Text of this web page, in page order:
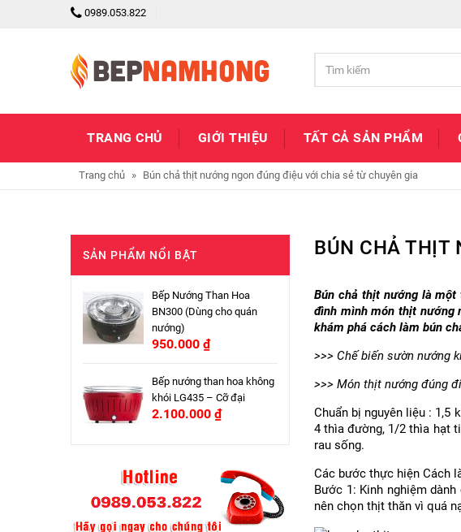
0989.053.822
TRANG CHỦ GIỚI THIỆU TẤT CẢ SẢN PHẨM
Trang chủ » Bún chả thịt nướng ngon đúng điệu với chia sẻ từ chuyên gia
BÚN CHẢ THỊT
Bún chả thịt nướng là một
đình mình món thịt nướng
khám phá cách làm bún
>>> Chế biến sườn nướng
>>> Món thịt nướng đúng
Chuẩn bị nguyên liệu : 1,5
4 thìa đường, 1/2 thìa hạt
rau sống.
Các bước thực hiện Cách
Bước 1: Kinh nghiệm
nên chọn thịt thăn vì quá
SẢN PHẨM NỔI BẬT
Bếp Nướng Than Hoa
BN300 (Dùng cho quán
nướng)
950.000 ₫
Bếp nướng than hoa không
khói LG435 – Cỡ đại
2.100.000 ₫